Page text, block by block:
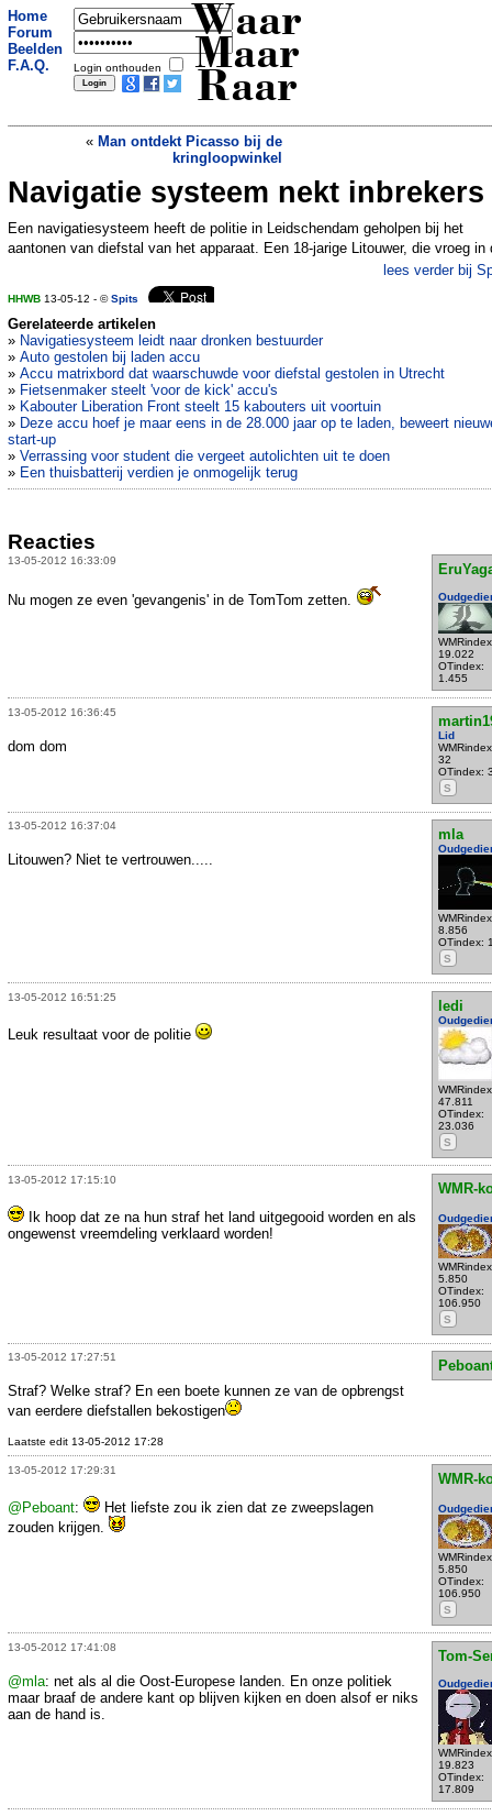
Home
Forum
Beelden
F.A.Q.
Login onthouden
Waar
Maar
Raar
« Man ontdekt Picasso bij de
kringloopwinkel
Dode man wijzigt adres naar kerkhof»
Navigatie systeem nekt inbrekers
Een navigatiesysteem heeft de politie in Leidschendam geholpen bij het
aantonen van diefstal van het apparaat. Een 18-jarige Litouwer, die vroeg in
lees verder bij
HHWB 13-05-12 - ©Spits
Gerelateerde artikelen
» Navigatiesysteem leidt naar dronken bestuurder
» Auto gestolen bij laden accu
» Accu matrixbord dat waarschuwde voor diefstal gestolen in Utrecht
» Fietsenmaker steelt 'voor de kick' accu's
» Kabouter Liberation Front steelt 15 kabouters uit voortuin
» Deze accu hoef je maar eens in de 28.000 jaar op te laden, beweert
start-up
» Verrassing voor student die vergeet autolichten uit te doen
» Een thuisbatterij verdien je onmogelijk terug
Reacties
13-05-2012 16:33:09
19.022
OTindex:
1.455
Nu mogen ze even 'gevangenis' in de TomTom zetten.
13-05-2012 16:36:45
Lid
32
OTindex:
S
dom dom
13-05-2012 16:37:04
mla
8.856
OTindex:
S
Litouwen? Niet te vertrouwen.....
13-05-2012 16:51:25
ledi
47.811
OTindex:
23.036
S
Leuk resultaat voor de politie
13-05-2012 17:15:10
WMR-
5.850
OTindex:
106.950
S
Ik hoop dat ze na hun straf het land uitgegooid worden en als
ongewenst vreemdeling verklaard worden!
13-05-2012 17:27:51
Straf? Welke straf? En een boete kunnen ze van de opbrengst
van eerdere diefstallen bekostigen
Laatste edit 13-05-2012 17:28
13-05-2012 17:29:31
WMR-
5.850
OTindex:
106.950
S
@Peboant:
Het liefste zou ik zien dat ze zweepslagen
zouden krijgen.
13-05-2012 17:41:08
Tom-
19.823
OTindex:
17.809
@mla: net als al die Oost-Europese landen. En onze politiek
maar braaf de andere kant op blijven kijken en doen alsof er niks
aan de hand is.